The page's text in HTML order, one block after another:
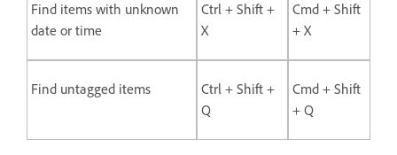
Find items with unknown
date or time
Ctrl + Shift +
X
Cmd + Shift
+ X
Find untagged items
Ctrl + Shift +
Q
Cmd + Shift
+ Q